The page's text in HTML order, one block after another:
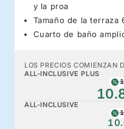
y la proa
Tamaño de la terraza
Cuarto de baño
LOS PRECIOS COMIENZAN
ALL-INCLUSIVE PLUS
ALL-INCLUSIVE